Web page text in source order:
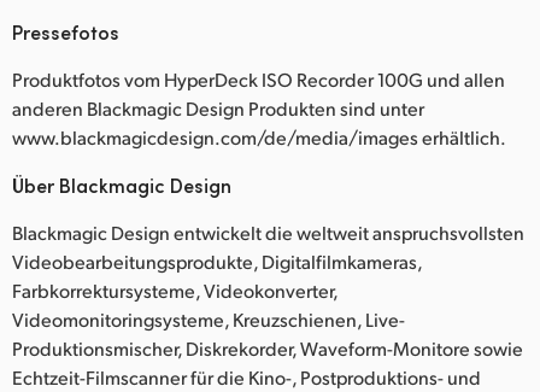
Pressefotos
Produktfotos vom HyperDeck ISO Recorder 100G und allen
anderen Blackmagic Design Produkten sind unter
www.blackmagicdesign.com/de/media/images erhältlich.
Über Blackmagic Design
Blackmagic Design entwickelt die weltweit anspruchsvollsten
Videobearbeitungsprodukte, Digitalfilmkameras,
Farbkorrektursysteme, Videokonverter,
Videomonitoringsysteme, Kreuzschienen, Live-
Produktionsmischer, Diskrekorder, Waveform-Monitore sowie
Echtzeit-Filmscanner für die Kino-, Postproduktions- und